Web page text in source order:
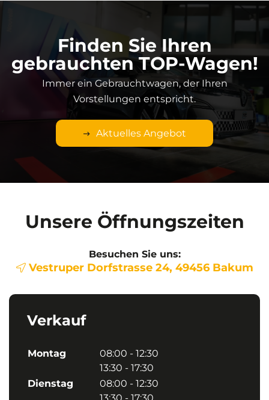
Finden Sie Ihren
gebrauchten TOP-Wagen!
Immer ein Gebrauchtwagen, der Ihren
Vorstellungen entspricht.
Aktuelles Angebot
Unsere Öffnungszeiten
Besuchen Sie uns:
Vestruper Dorfstrasse 24, 49456 Bakum
Verkauf
Montag
08:00 - 12:30
13:30 - 17:30
Dienstag
08:00 - 12:30